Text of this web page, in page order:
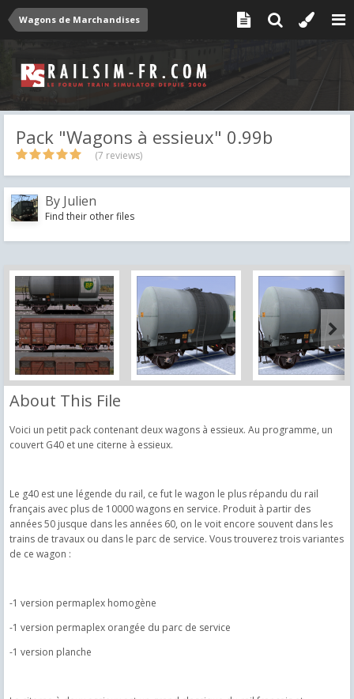
Wagons de Marchandises
Pack "Wagons à essieux" 0.99b
(7 reviews)
By Julien
Find their other files
About This File
Voici un petit pack contenant deux wagons à essieux. Au programme, un
couvert G40 et une citerne à essieux.
Le g40 est une légende du rail, ce fut le wagon le plus répandu du rail
français avec plus de 10000 wagons en service. Produit à partir des
années 50 jusque dans les années 60, on le voit encore souvent dans les
trains de travaux ou dans le parc de service. Vous trouverez trois variantes
de ce wagon :
-1 version permaplex homogène
-1 version permaplex orangée du parc de service
-1 version planche